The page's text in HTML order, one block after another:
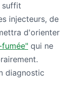
suffit
injecteurs, de
d'orienter
qui ne
diagnostic